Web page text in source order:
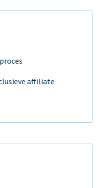
affiliate